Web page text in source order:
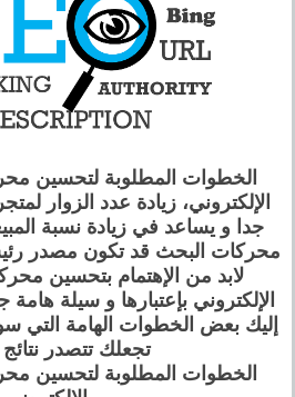
الخطوات المطلوبة لتحسين
الإلكتروني، زيادة عدد الزوار
جدا و يساعد في زيادة نسبة
محركات البحث قد تكون مصدر
لابد من الإهتمام بتحسين
الإلكتروني بإعتبارها و سيلة
إليك بعض الخطوات الهامة
تجعلك تتصدر
الخطوات المطلوبة لتحسين